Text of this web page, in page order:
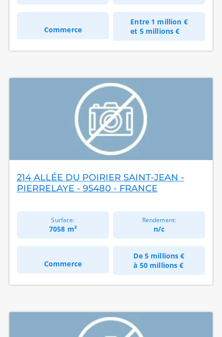
Commerce
Entre 1 million €
et 5 millions €
214 ALLÉE DU POIRIER SAINT-JEAN -
PIERRELAYE - 95480 - FRANCE
Surface:
7058 m²
Rendement:
n/c
Commerce
De 5 millions €
à 50 millions €